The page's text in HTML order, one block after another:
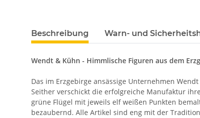
Beschreibung Warn- und
Wendt & Kühn - Himmlische Figuren aus dem
Das im Erzgebirge ansässige Unternehmen
Seither verschickt die erfolgreiche Manufaktur
grüne Flügel mit jeweils elf weißen Punkten
bezaubernd. Alle Artikel sind eng mit der